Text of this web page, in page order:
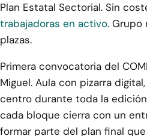
Plan Estatal Sectorial. Sin
trabajadoras en activo. Grupo
plazas.
Primera convocatoria del
Miguel. Aula con pizarra
centro durante toda la
cada bloque cierra con un
formar parte del plan final